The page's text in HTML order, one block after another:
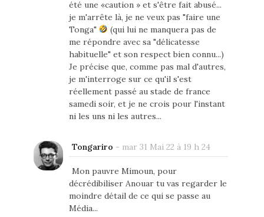
été une «caution » et s'être fait abusé...
je m'arrête là, je ne veux pas "faire une
Tonga"
(qui lui ne manquera pas de
me répondre avec sa "délicatesse
habituelle" et son respect bien connu...)
Je précise que, comme pas mal d'autres,
je m'interroge sur ce qu'il s'est
réellement passé au stade de france
samedi soir, et je ne crois pour l'instant
ni les uns ni les autres...
Tongariro - mar 31 Mai 22 à 19 h 24
Mon pauvre Mimoun, pour
décrédibiliser Anouar tu vas regarder le
moindre détail de ce qui se passe au
Média...